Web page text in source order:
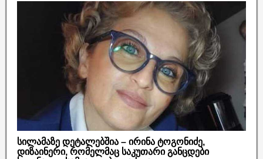
სილამაზე დეტალებშია – ირინა ტოგონიძე,
დიზაინერი, რომელმაც საკუთარი განცდები